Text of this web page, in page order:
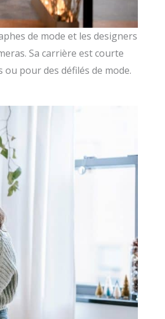
de mode et les designers
Sa carrière est courte
pour des défilés de mode.